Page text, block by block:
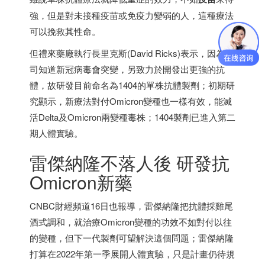
強，但是對未接種疫苗或免疫力變弱的人，這種療法
可以挽救其性命。
但禮來藥廠執行長里克斯(David Ricks)表示，因為公
司知道新冠病毒會突變，另致力於開發出更強的抗
體，故研發目前命名為1404的單株抗體製劑；初期研
究顯示，新療法對付Omicron變種也一樣有效，能滅
活Delta及Omicron兩變種毒株；1404製劑已進入第二
期人體實驗。
雷傑納隆不落人後 研發抗
Omicron新藥
CNBC財經頻道16日也報導，雷傑納隆把抗體採雞尾
酒式調和，就治療Omicron變種的功效不如對付以往
的變種，但下一代製劑可望解決這個問題；雷傑納隆
打算在2022年第一季展開人體實驗，只是計畫仍待規